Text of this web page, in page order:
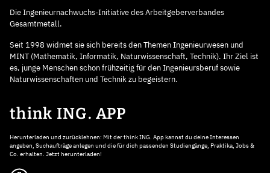
Die Ingenieurnachwuchs-Initiative des Arbeitgeberverbandes
Gesamtmetall.
Seit 1998 widmet sie sich bereits den Themen Ingenieurwesen und
MINT (Mathematik, Informatik, Naturwissenschaft, Technik). Ihr Ziel ist
es, junge Menschen schon frühzeitig für den Ingenieursberuf sowie
Naturwissenschaften und Technik zu begeistern.
think ING. APP
Herunterladen und zurücklehnen: Mit der think ING. App kannst du deine Interessen
angeben, Suchaufträge anlegen und die für dich passenden Studiengänge, Praktika, Jobs &
Co. erhalten. Jetzt herunterladen!